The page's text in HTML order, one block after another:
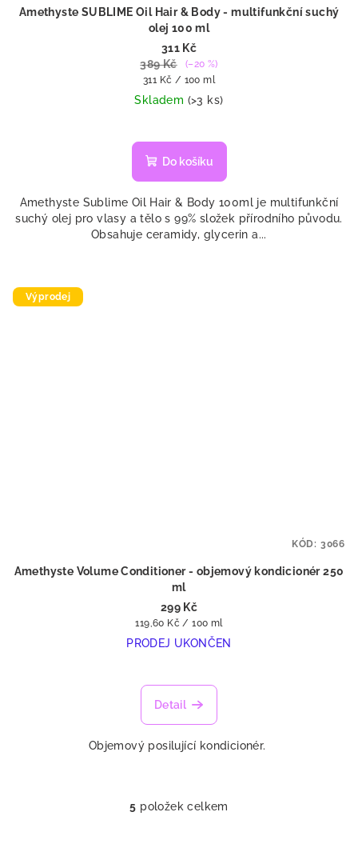
Amethyste SUBLIME Oil Hair & Body - multifunkční suchý
olej 100 ml
311 Kč
389 Kč
(–20 %)
Měrná
cena:
311 Kč / 100 ml
Skladem (>3 ks)
Do košíku
Amethyste Sublime Oil Hair & Body 100ml je multifunkční
suchý olej pro vlasy a tělo s 99% složek přírodního původu.
Obsahuje ceramidy, glycerin a...
Výprodej
Amethyste Volume Conditioner - objemový kondicionér 250
ml
299 Kč
Měrná
cena:
119,60 Kč / 100 ml
PRODEJ UKONČEN
Detail
Objemový posilující kondicionér.
KÓD: 3066
O
5 položek celkem